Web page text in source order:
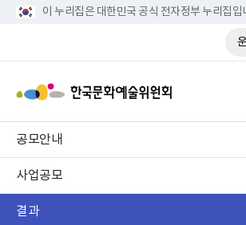
이 누리집은 대한민국 공식 전자정부 누리집입
공모안내
사업공모
결과